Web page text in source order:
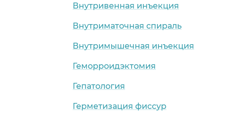
Внутривенная инъекция
Внутриматочная спираль
Внутримышечная инъекция
Геморроидэктомия
Гепатология
Герметизация фиссур